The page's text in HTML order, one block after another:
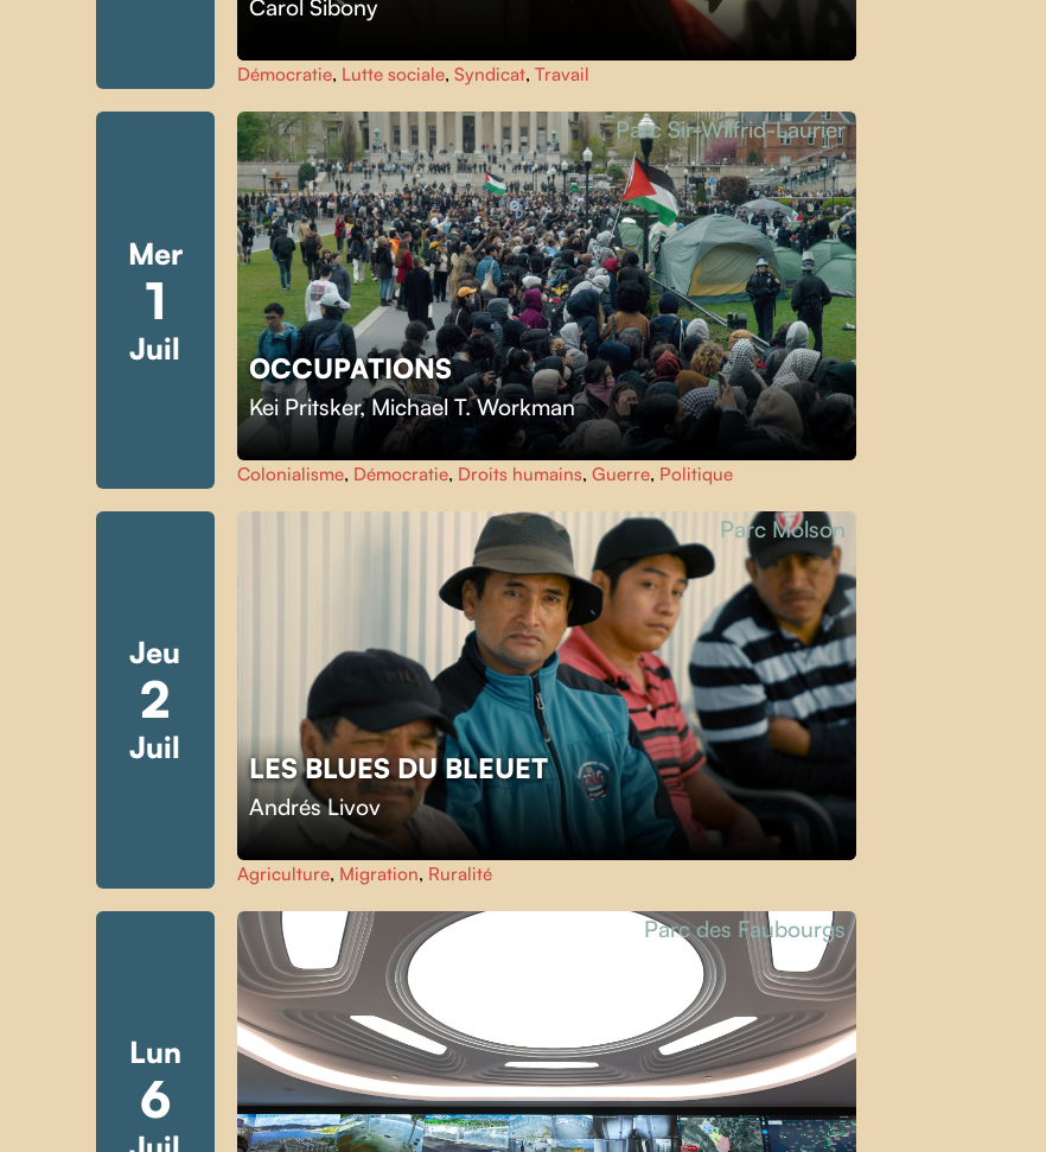
Carol Sibony
Démocratie, Lutte sociale, Syndicat, Travail
Mer
1
Juil
OCCUPATIONS
Kei Pritsker,Michael T. Workman
Parc Sir-Wilfrid-Laurier
Colonialisme, Démocratie, Droits humains, Guerre, Politique
Jeu
2
Juil
LES BLUES DU BLEUET
Andrés Livov
Parc Molson
Agriculture, Migration, Ruralité
Lun
6
Parc des Faubourgs